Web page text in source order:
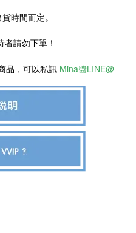
時間而定。
者請勿下單！
品，可以私訊 Mina醬LINE@